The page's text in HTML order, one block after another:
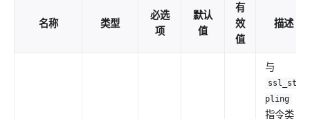
Authentication
名称 类型
必选
项
默认
值
有
效
值
描述
与
ssl_sta
pling
指令类